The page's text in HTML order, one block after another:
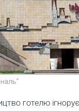
готелю